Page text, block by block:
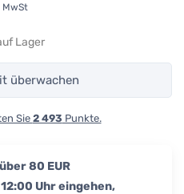
MwSt
Lager
überwachen
Sie 2 493 Punkte.
80 EUR
Uhr eingehen,